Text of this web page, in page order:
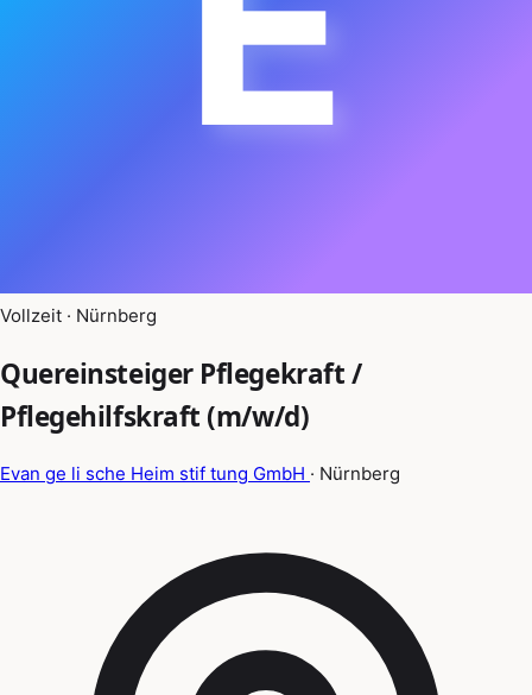
Vollzeit · Nürnberg
Quereinsteiger Pflegekraft /
Pflegehilfskraft (m/w/d)
Evan ge li sche Heim stif tung GmbH · Nürnberg